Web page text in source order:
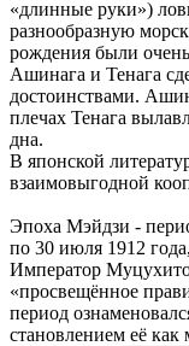
«длинные руки»)
разнообразную
рождения были
Ашинага и Тенага
достоинствами.
плечах Тенага
дна.
В японской
взаимовыгодной
Эпоха Мэйдзи -
по 30 июля 1912
Император Муцухито
«просвещённое
период
становлением её